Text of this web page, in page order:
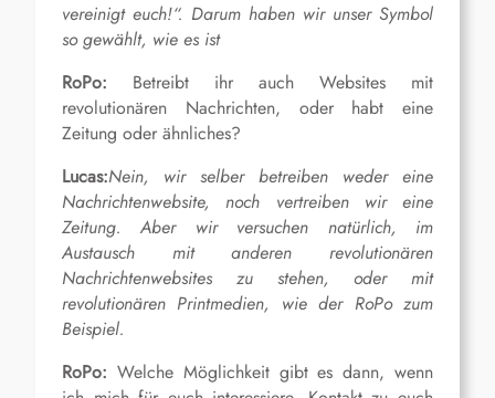
vereinigt euch!“. Darum haben wir unser Symbol
so gewählt, wie es ist
RoPo: Betreibt ihr auch Websites mit
revolutionären Nachrichten, oder habt eine
Zeitung oder ähnliches?
Lucas:Nein, wir selber betreiben weder eine
Nachrichtenwebsite, noch vertreiben wir eine
Zeitung. Aber wir versuchen natürlich, im
Austausch mit anderen revolutionären
Nachrichtenwebsites zu stehen, oder mit
revolutionären Printmedien, wie der RoPo zum
Beispiel.
RoPo: Welche Möglichkeit gibt es dann, wenn